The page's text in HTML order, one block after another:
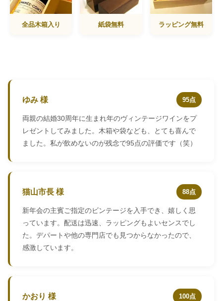
全品木箱入り 紙袋無料 ラッピング無料
ゆみ 様 95点
両親の結婚30周年に生まれ年のヴィンテージワインをプ
レゼントしてみました。木箱や袋なども、とても喜んで
ました。私が飲めないのが残念で95点の評価です（笑）
猫山市長 様 88点
新年会の主賓ご指定のビンテージを入手でき、嬉しく思
っています。配送は迅速、ラッピングもよいセンスでし
た。デパートや他の専門店でも見つからなかったので、
感激しています。
かおり 様 100点